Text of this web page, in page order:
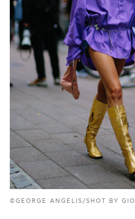
©GEORGE ANGELIS/SHOT BY GIO